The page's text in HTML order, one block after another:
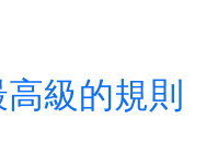
級的規則